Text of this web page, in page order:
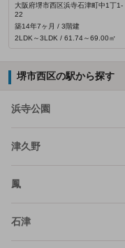
大阪府堺市西区浜寺石津町中1丁1-
22
築14年7ヶ月 / 3階建
2LDK～3LDK / 61.74～69.00㎡
堺市西区の駅から探す
浜寺公園
津久野
鳳
石津